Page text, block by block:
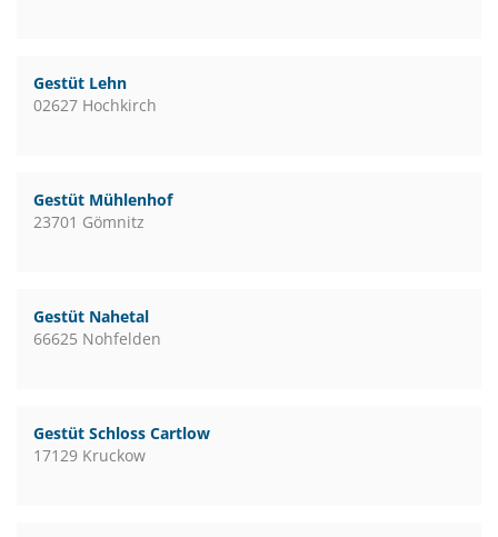
Gestüt Lehn
02627 Hochkirch
Gestüt Mühlenhof
23701 Gömnitz
Gestüt Nahetal
66625 Nohfelden
Gestüt Schloss Cartlow
17129 Kruckow